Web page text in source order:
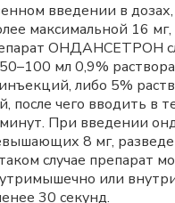
введении в
максимальной 16
ОНДАНСЕТРОН
мл 0,9%
либо 5%
после чего вводить в
При введении
8 мг,
случае препарат
или
30 секунд.